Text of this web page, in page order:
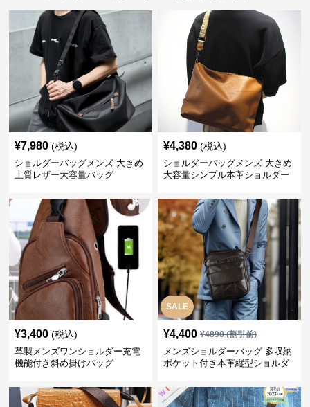
¥7,980 (税込)
ショルダーバッグメンズ 大きめ
上質レザー大容量バッグ
¥4,380 (税込)
ショルダーバッグメンズ 大きめ
大容量シンプル本革ショルダー
¥3,400 (税込)
革製メンズワンショルダー充電
機能付き斜め掛けバッグ
SALE
¥4,400 ¥4890(割引前)
メンズショルダーバッグ 多収納
ポケット付き本革縦型ショルダ